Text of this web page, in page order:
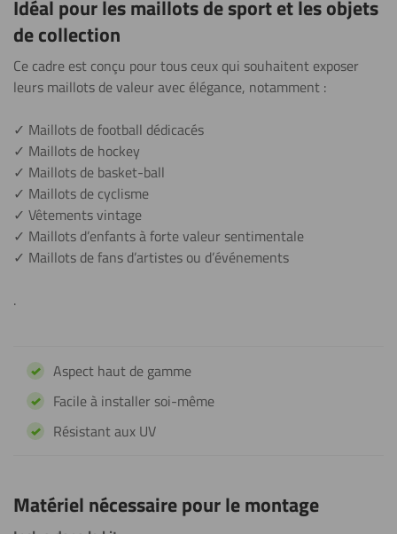
Idéal pour les maillots de sport et les objets
de collection
Ce cadre est conçu pour tous ceux qui souhaitent exposer
leurs maillots de valeur avec élégance, notamment :
✓ Maillots de football dédicacés
✓ Maillots de hockey
✓ Maillots de basket-ball
✓ Maillots de cyclisme
✓ Vêtements vintage
✓ Maillots d’enfants à forte valeur sentimentale
✓ Maillots de fans d’artistes ou d’événements
.
Aspect haut de gamme
Facile à installer soi-même
Résistant aux UV
Matériel nécessaire pour le montage